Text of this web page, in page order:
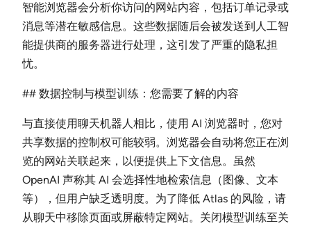
智能浏览器会分析你访问的网站内容，包括订单记录或
消息等潜在敏感信息。这些数据随后会被发送到人工智
能提供商的服务器进行处理，这引发了严重的隐私担
忧。
## 数据控制与模型训练：您需要了解的内容
与直接使用聊天机器人相比，使用 AI 浏览器时，您对
共享数据的控制权可能较弱。浏览器会自动将您正在浏
览的网站关联起来，以便提供上下文信息。虽然
OpenAI 声称其 AI 会选择性地检索信息（图像、文本
等），但用户缺乏透明度。为了降低 Atlas 的风险，请
从聊天中移除页面或屏蔽特定网站。关闭模型训练至关